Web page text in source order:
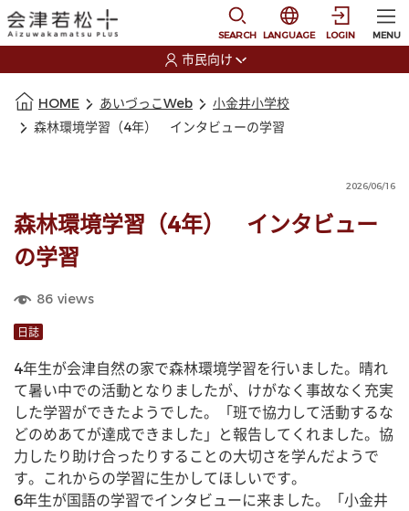
SEARCH
選択すると言語の切
LANGUAGE LOGIN MENU
市民向け
HOME あいづっこWeb
小金井小学校
森林環境学習（4年） インタビューの学習
2026/06/16
森林環境学習（4年） インタビュー
の学習
86 views
日誌
4年生が会津自然の家で森林環境学習を行いました。晴れ
て暑い中での活動となりましたが、けがなく事故なく充実
した学習ができたようでした。「班で協力して活動するな
どのめあてが達成できました」と報告してくれました。協
力したり助け合ったりすることの大切さを学んだようで
す。これからの学習に生かしてほしいです。
6年生が国語の学習でインタビューに来ました。「小金井